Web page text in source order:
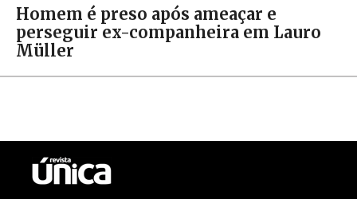
Homem é preso após ameaçar e
perseguir ex-companheira em Lauro
Müller